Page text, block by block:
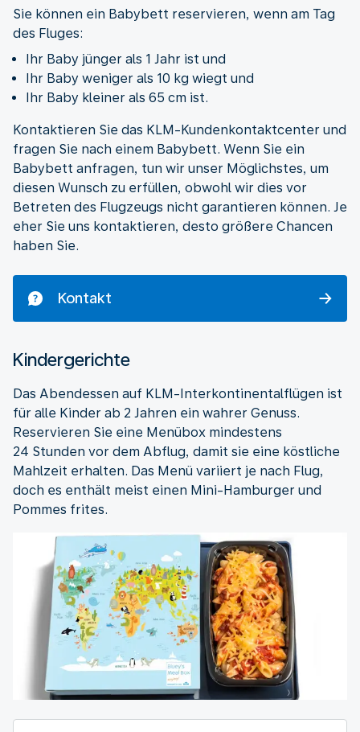
Sie können ein Babybett reservieren, wenn am Tag
des Fluges:
Ihr Baby jünger als 1 Jahr ist und
Ihr Baby weniger als 10 kg wiegt und
Ihr Baby kleiner als 65 cm ist.
Kontaktieren Sie das KLM-Kundenkontaktcenter und
fragen Sie nach einem Babybett. Wenn Sie ein
Babybett anfragen, tun wir unser Möglichstes, um
diesen Wunsch zu erfüllen, obwohl wir dies vor
Betreten des Flugzeugs nicht garantieren können. Je
eher Sie uns kontaktieren, desto größere Chancen
haben Sie.
Kontakt
Kindergerichte
Das Abendessen auf KLM-Interkontinentalflügen ist
für alle Kinder ab 2 Jahren ein wahrer Genuss.
Reservieren Sie eine Menübox mindestens
24 Stunden vor dem Abflug, damit sie eine köstliche
Mahlzeit erhalten. Das Menü variiert je nach Flug,
doch es enthält meist einen Mini-Hamburger und
Pommes frites.